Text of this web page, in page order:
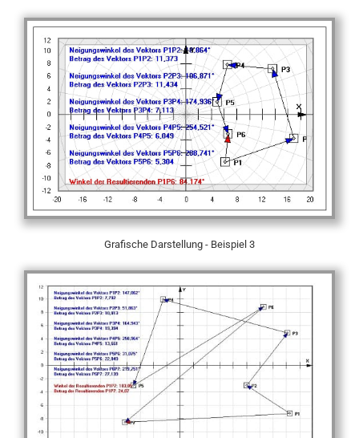
Grafische Darstellung - Beispiel 3